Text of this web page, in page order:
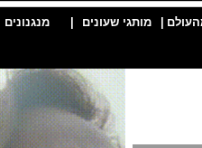
| מותגי שעונים | מנגנונים |